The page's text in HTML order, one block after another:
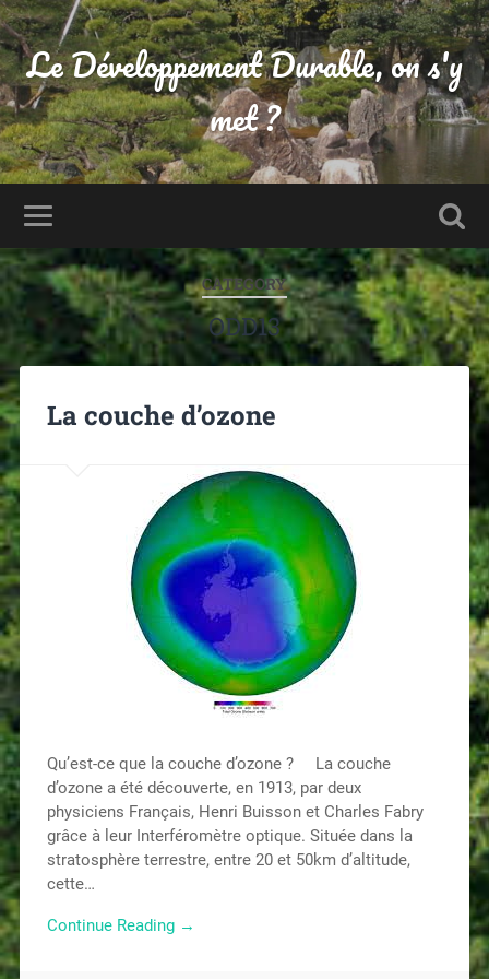
Le Développement Durable, on s'y
met ?
CATEGORY
ODD13
La couche d’ozone
Qu’est-ce que la couche d’ozone ? La couche
d’ozone a été découverte, en 1913, par deux
physiciens Français, Henri Buisson et Charles Fabry
grâce à leur Interféromètre optique. Située dans la
stratosphère terrestre, entre 20 et 50km d’altitude,
cette…
Continue Reading →